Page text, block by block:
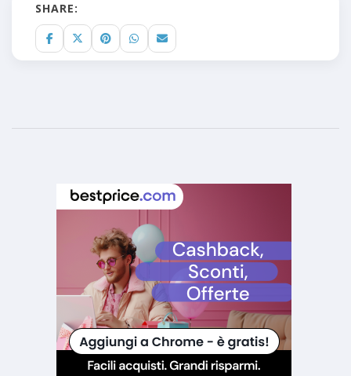
SHARE: